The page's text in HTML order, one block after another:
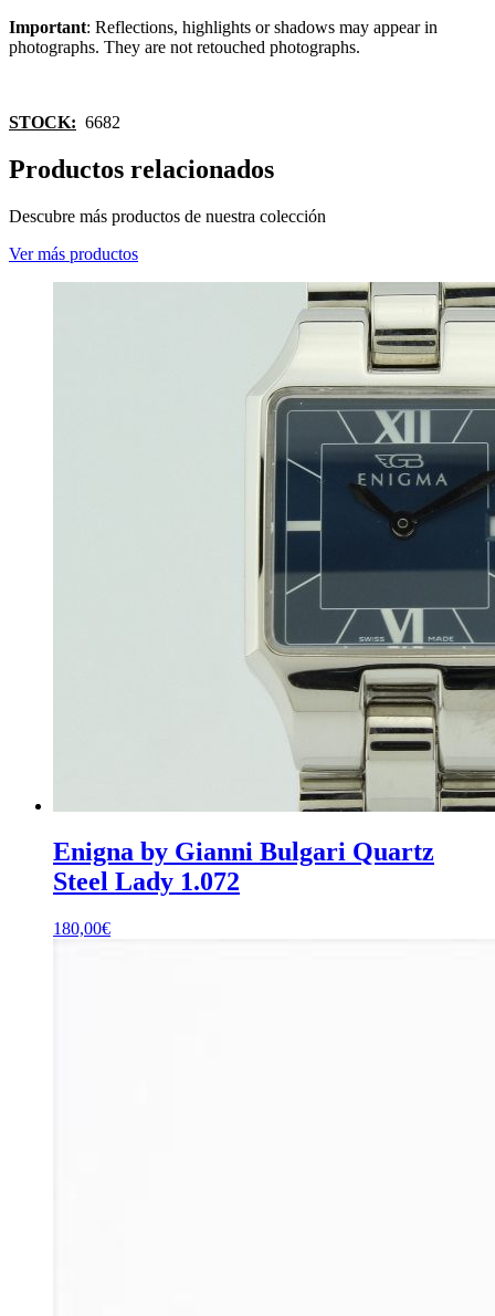
Important: Reflections, highlights or shadows may appear in
photographs. They are not retouched photographs.
STOCK: 6682
Productos relacionados
Descubre más productos de nuestra colección
Ver más productos
Enigna by Gianni Bulgari Quartz
Steel Lady 1.072
180,00€